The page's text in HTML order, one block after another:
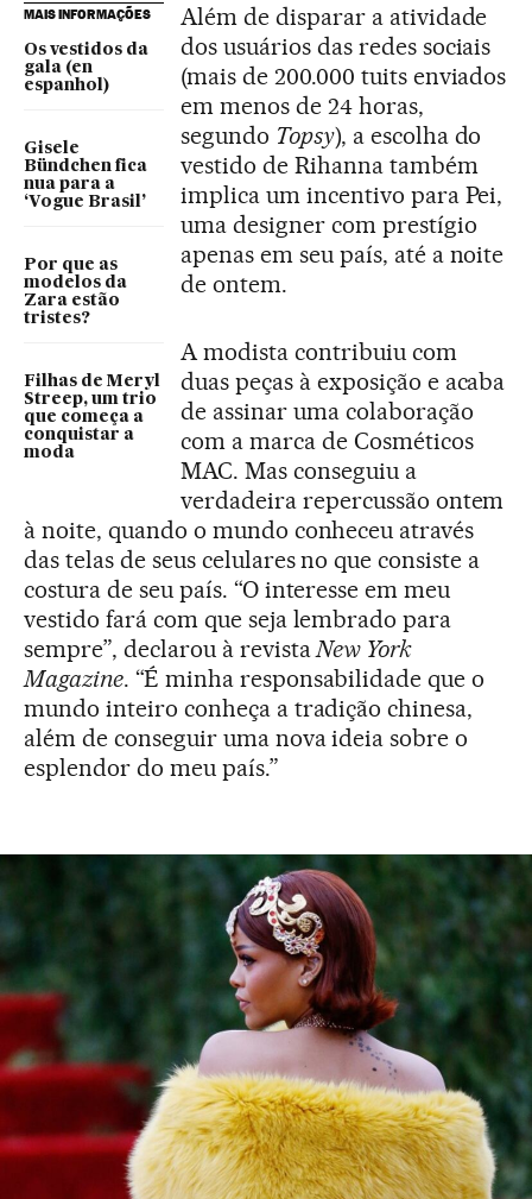
MAIS INFORMAÇÕES
Os vestidos da
gala (en
espanhol)
Gisele
Bündchen fica
nua para a
‘Vogue Brasil’
Por que as
modelos da
Zara estão
tristes?
Filhas de Meryl
Streep, um trio
que começa a
conquistar a
moda
Além de disparar a atividade
dos usuários das redes sociais
(mais de 200.000 tuits enviados
em menos de 24 horas,
segundo Topsy), a escolha do
vestido de Rihanna também
implica um incentivo para Pei,
uma designer com prestígio
apenas em seu país, até a noite
de ontem.
A modista contribuiu com
duas peças à exposição e acaba
de assinar uma colaboração
com a marca de Cosméticos
MAC. Mas conseguiu a
verdadeira repercussão ontem
à noite, quando o mundo conheceu através
das telas de seus celulares no que consiste a
costura de seu país. “O interesse em meu
vestido fará com que seja lembrado para
sempre”, declarou à revistaNew York
Magazine. “É minha responsabilidade que o
mundo inteiro conheça a tradição chinesa,
além de conseguir uma nova ideia sobre o
esplendor do meu país.”